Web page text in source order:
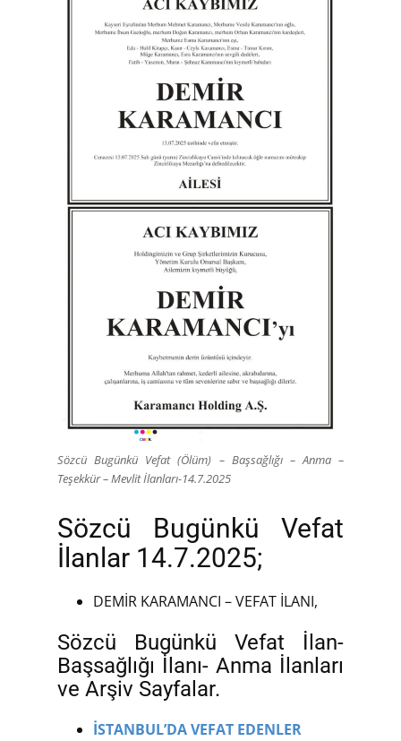
Sözcü Bugünkü Vefat (Ölüm) – Başsağlığı – Anma –
Teşekkür – Mevlit İlanları-14.7.2025
Sözcü Bugünkü Vefat
İlanlar 14.7.2025;
DEMİR KARAMANCI – VEFAT İLANI,
Sözcü Bugünkü Vefat İlan-
Başsağlığı İlanı- Anma İlanları
ve Arşiv Sayfalar.
İSTANBUL’DA VEFAT EDENLER